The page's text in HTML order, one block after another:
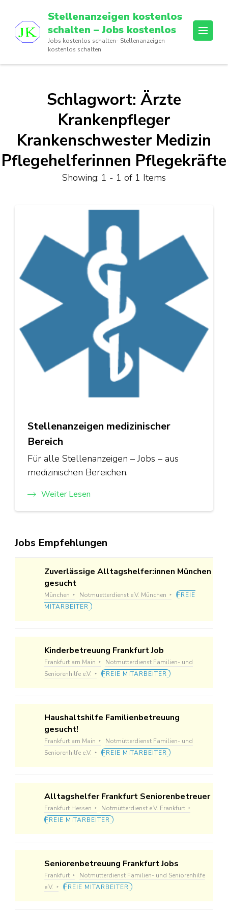
content
Enter)
Stellenanzeigen kostenlos
schalten – Jobs kostenlos
Jobs kostenlos schalten- Stellenanzeigen
kostenlos schalten
Schlagwort: Ärzte
Krankenpfleger
Krankenschwester Medizin
Pflegehelferinnen Pflegekräfte
Showing: 1 - 1 of 1 Items
Stellenanzeigen medizinischer
Bereich
Für alle Stellenanzeigen – Jobs – aus
medizinischen Bereichen.
Weiter Lesen
Jobs Empfehlungen
Zuverlässige Alltagshelfer:innen München
gesucht
München Notmuetterdienst e.V. München
FREIE
MITARBEITER
Kinderbetreuung Frankfurt Job
Frankfurt am Main
Notmütterdienst Familien- und
Seniorenhilfe e.V.
FREIE MITARBEITER
Haushaltshilfe Familienbetreuung
gesucht!
Frankfurt am Main
Notmütterdienst Familien- und
Seniorenhilfe e.V.
FREIE MITARBEITER
Alltagshelfer Frankfurt Seniorenbetreuer
Frankfurt Hessen
Notmütterdienst e.V. Frankfurt
FREIE MITARBEITER
Seniorenbetreuung Frankfurt Jobs
Frankfurt
Notmütterdienst Familien- und Seniorenhilfe
e.V.
FREIE MITARBEITER